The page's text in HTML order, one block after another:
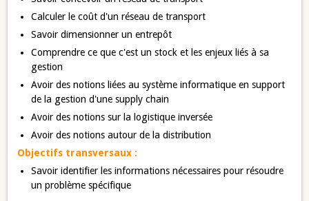
Calculer le coût d'un réseau de transport
Savoir dimensionner un entrepôt
Comprendre ce que c'est un stock et les enjeux liés à sa
gestion
Avoir des notions liées au système informatique en support
de la gestion d'une supply chain
Avoir des notions sur la logistique inversée
Avoir des notions autour de la distribution
Objectifs transversaux :
Savoir identifier les informations nécessaires pour résoudre
un problème spécifique